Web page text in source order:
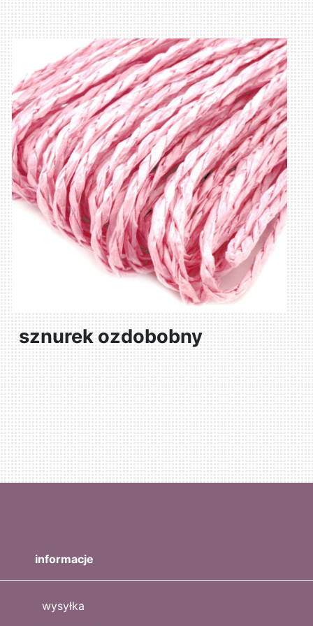
sznurek ozdobobny
informacje
wysyłka